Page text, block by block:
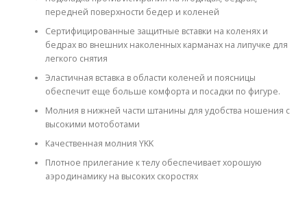
передней поверхности бедер и коленей
Сертифицированные защитные вставки на коленях и
бедрах во внешних наколенных карманах на липучке для
легкого снятия
Эластичная вставка в области коленей и поясницы
обеспечит еще больше комфорта и посадки по фигуре.
Молния в нижней части штанины для удобства ношения с
высокими мотоботами
Качественная молния YKK
Плотное прилегание к телу обеспечивает хорошую
аэродинамику на высоких скоростях